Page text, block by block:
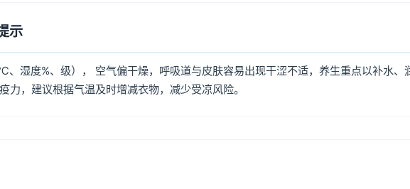
示
湿度%、级）， 空气偏干燥，呼吸道与皮肤容易出现干涩不适，养生重点以补水、
力，建议根据气温及时增减衣物，减少受凉风险。